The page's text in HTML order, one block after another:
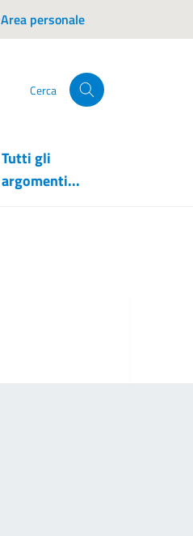
Area personale
Cerca
Tutti gli
argomenti...